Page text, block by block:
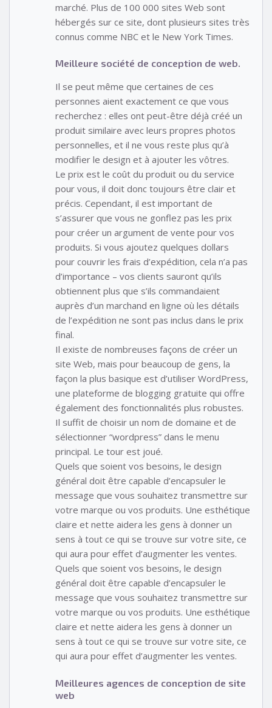
marché. Plus de 100 000 sites Web sont
hébergés sur ce site, dont plusieurs sites très
connus comme NBC et le New York Times.
Meilleure société de conception de web.
Il se peut même que certaines de ces
personnes aient exactement ce que vous
recherchez : elles ont peut-être déjà créé un
produit similaire avec leurs propres photos
personnelles, et il ne vous reste plus qu’à
modifier le design et à ajouter les vôtres.
Le prix est le coût du produit ou du service
pour vous, il doit donc toujours être clair et
précis. Cependant, il est important de
s’assurer que vous ne gonflez pas les prix
pour créer un argument de vente pour vos
produits. Si vous ajoutez quelques dollars
pour couvrir les frais d’expédition, cela n’a pas
d’importance – vos clients sauront qu’ils
obtiennent plus que s’ils commandaient
auprès d’un marchand en ligne où les détails
de l’expédition ne sont pas inclus dans le prix
final.
Il existe de nombreuses façons de créer un
site Web, mais pour beaucoup de gens, la
façon la plus basique est d’utiliser WordPress,
une plateforme de blogging gratuite qui offre
également des fonctionnalités plus robustes.
Il suffit de choisir un nom de domaine et de
sélectionner “wordpress” dans le menu
principal. Le tour est joué.
Quels que soient vos besoins, le design
général doit être capable d’encapsuler le
message que vous souhaitez transmettre sur
votre marque ou vos produits. Une esthétique
claire et nette aidera les gens à donner un
sens à tout ce qui se trouve sur votre site, ce
qui aura pour effet d’augmenter les ventes.
Quels que soient vos besoins, le design
général doit être capable d’encapsuler le
message que vous souhaitez transmettre sur
votre marque ou vos produits. Une esthétique
claire et nette aidera les gens à donner un
sens à tout ce qui se trouve sur votre site, ce
qui aura pour effet d’augmenter les ventes.
Meilleures agences de conception de site
web